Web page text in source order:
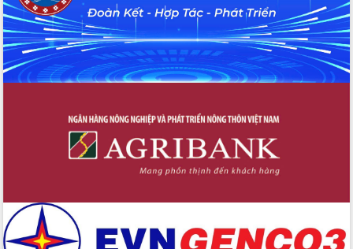
Đẩy mạnh cải cách hành chính, quyết
tâm đạt được mục tiêu tăng trưởng
hai con số trong năm 2026
Tổ chức trang trọng Lễ hội Đền thờ
Lương Văn Chánh năm 2026
Huy giữ chức Bí thư Đảng ủy Ủy Ban
Nhân dân tỉnh
Bệnh án điện tử thúc đẩy chuyển đổi
không gian tri thức trong thời đại số
Đánh giá, rút kinh nghiệm công tác tổ
chức diễn tập trước ngày bầu cử